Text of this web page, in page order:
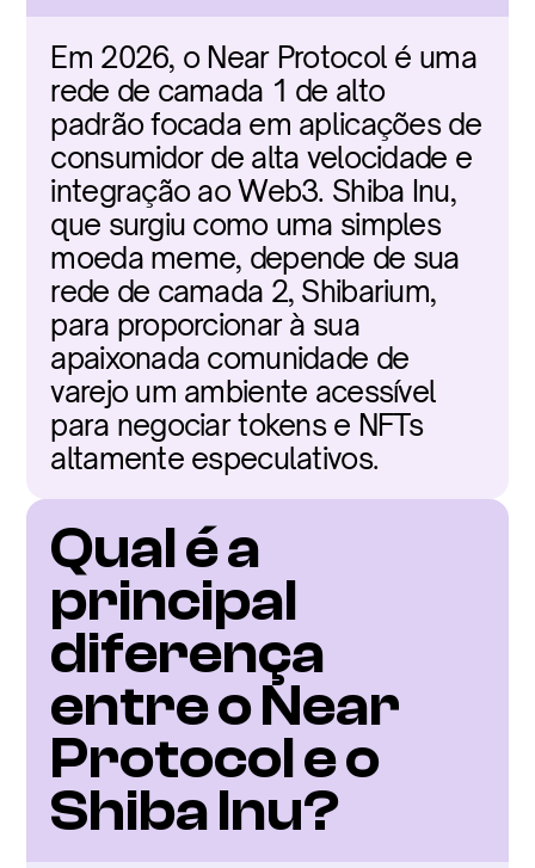
Em 2026, o Near Protocol é uma
rede de camada 1 de alto
padrão focada em aplicações de
consumidor de alta velocidade e
integração ao Web3. Shiba Inu,
que surgiu como uma simples
moeda meme, depende de sua
rede de camada 2, Shibarium,
para proporcionar à sua
apaixonada comunidade de
varejo um ambiente acessível
para negociar tokens e NFTs
altamente especulativos.
Qual é a
principal
diferença
entre o Near
Protocol e o
Shiba Inu?